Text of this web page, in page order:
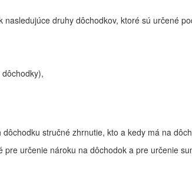
druhy dôchodkov, ktoré sú určené
stručné zhrnutie, kto a kedy má na
určenie nároku na dôchodok a pre určenie